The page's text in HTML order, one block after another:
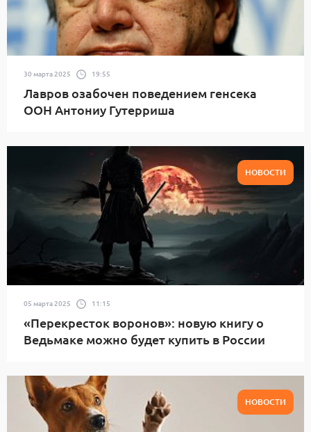
30 марта 2025 19:55
Лавров озабочен поведением генсека
ООН Антониу Гутерриша
НОВОСТИ
05 марта 2025 11:15
«Перекресток воронов»: новую книгу о
Ведьмаке можно будет купить в России
НОВОСТИ